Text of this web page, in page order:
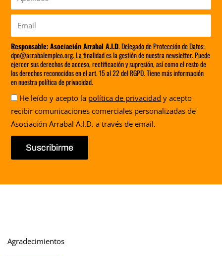
Responsable: Asociación Arrabal A.I.D. Delegado de Protección de Datos:
dpo@arrabalempleo.org. La finalidad es la gestión de nuestra newsletter. Puede
ejercer sus derechos de acceso, rectificación y supresión, así como el resto de
los derechos reconocidos en el art. 15 al 22 del RGPD. Tiene más información
en nuestra política de privacidad.
Aceptación
He leído y acepto la política de privacidad y acepto
recibir comunicaciones comerciales personalizadas de
Asociación Arrabal A.I.D. a través de email.
Suscribirme
Agradecimientos